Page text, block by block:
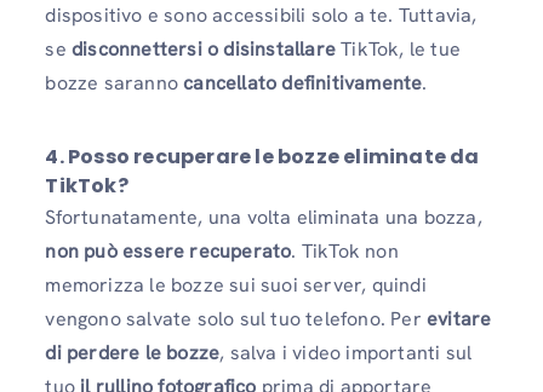
dispositivo e sono accessibili solo a te. Tuttavia,
se disconnettersi o disinstallareTikTok, le tue
bozze sarannocancellato definitivamente.
4. Posso recuperare le bozze eliminate da
TikTok?
Sfortunatamente, una volta eliminata una bozza,
non può essere recuperato. TikTok non
memorizza le bozze sui suoi server, quindi
vengono salvate solo sul tuo telefono. Per evitare
di perdere le bozze, salva i video importanti sul
tuo il rullino fotografico prima di apportare